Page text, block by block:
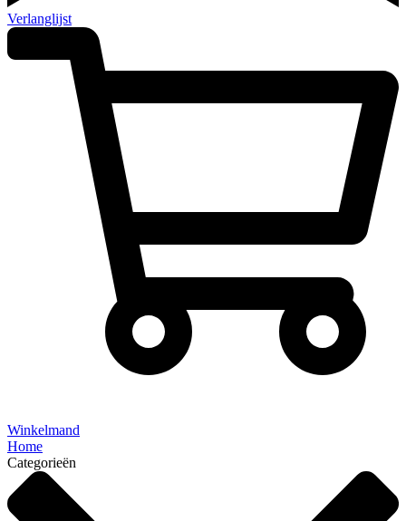
Verlanglijst
Winkelmand
Home
Categorieën